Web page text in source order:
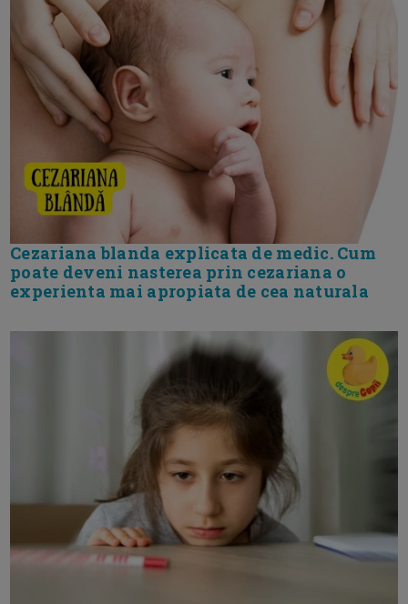
Cezariana blanda explicata de medic. Cum
poate deveni nasterea prin cezariana o
experienta mai apropiata de cea naturala